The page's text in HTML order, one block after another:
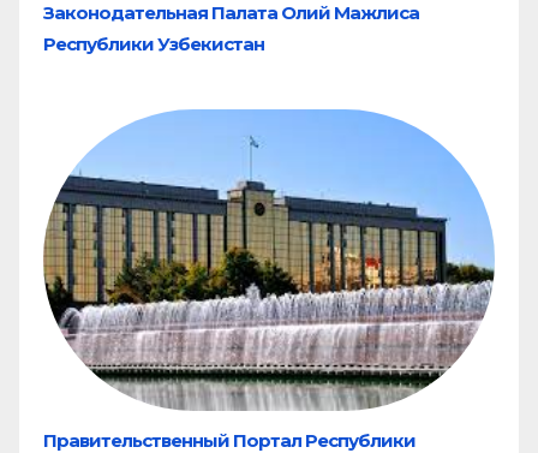
Законодательная Палата Олий Мажлиса
Республики Узбекистан
Правительственный Портал Республики